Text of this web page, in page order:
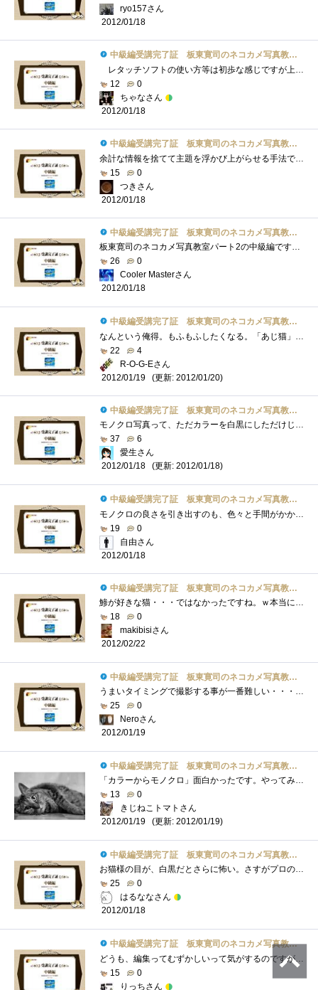
ryo157さん
2012/01/18
中級編受講完了証 板東寛司のネコカメ写真教室パート2
レタッチソフトの使い方等は初歩な感じですが上級になると凄い事になるのかなo(^o^)o猫がいっぱいで写真を見ながら読んでいくだけでもとても�...
12
0
ちゃなさん
2012/01/18
中級編受講完了証 板東寛司のネコカメ写真教室パート2
余計な情報を捨てて主題を浮かび上がらせる手法ですね。今回の教室では色を無くすことで猫を引き立ててます。いまいちなカラー画像もモノク�...
15
0
つきさん
2012/01/18
中級編受講完了証 板東寛司のネコカメ写真教室パート2
板東寛司のネコカメ写真教室パート2の中級編です！講座は以下の3点が主な内容。①あじ猫の撮り方②モノクロの写真の加工方法③スライドショー...
26
0
Cooler Masterさん
2012/01/18
中級編受講完了証 板東寛司のネコカメ写真教室パート2
なんという俺得。もふもふしたくなる。「あじ猫」か…。猫飼ってない、猫カフェもないので無理だったなぁ(´ﾟ'ωﾟ`)ｼｮﾎﾞｰﾝというわ�...
22
4
R-O-G-Eさん
2012/01/19
(更新: 2012/01/20)
中級編受講完了証 板東寛司のネコカメ写真教室パート2
モノクロ写真って、ただカラーを白黒にしただけじゃなく、色々と調整してふわふわにしてるんですね。LightRoom3でモノクロ化してるけど・・・PSE1...
37
6
愛生さん
2012/01/18
(更新: 2012/01/18)
中級編受講完了証 板東寛司のネコカメ写真教室パート2
モノクロの良さを引き出すのも、色々と手間がかかるんだな～デジカメのモノクロモードで撮影した場合と比較して実施に仕上がりに差が出るの�...
19
0
自由さん
2012/01/18
中級編受講完了証 板東寛司のネコカメ写真教室パート2
鯵が好きな猫・・・ではなかったですね。ｗ本当に、いろいろな表情が見れて癒されます。＾＾モノクロの写真も、とってもいいですね！
18
0
makibisiさん
2012/02/22
中級編受講完了証 板東寛司のネコカメ写真教室パート2
うまいタイミングで撮影する事が一番難しい・・・＞＜お金を気にせず撮影できるデジカメ時代より前は大変だったろうな・・・。
25
0
Neroさん
2012/01/19
中級編受講完了証 板東寛司のネコカメ写真教室パート2
「カラーからモノクロ」面白かったです。やってみたい。「スライドの再生時間は3秒前後・枚数は10枚から30枚程度」こういう具体的なアドバイス...
13
0
きじねこトマトさん
2012/01/19
(更新: 2012/01/19)
中級編受講完了証 板東寛司のネコカメ写真教室パート2
お猫様の目が、白黒だとさらに怖い。さすがプロの写真です。（白黒は非常に冷たいイメージ）最後のにこやかな（眠そうな）目は、好きです。
25
0
はるななさん
2012/01/18
中級編受講完了証 板東寛司のネコカメ写真教室パート2
どうも、編集ってむずかしいって気がするのですがスライドショー！作ってみたいです。この手のレビューは、個人的にはもうちょい時間がほし�...
15
0
りっちさん